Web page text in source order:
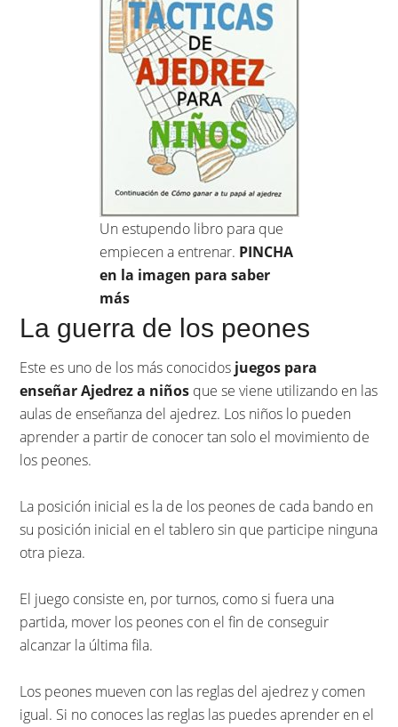
Un estupendo libro para que
empiecen a entrenar. PINCHA
en la imagen para saber
más
La guerra de los peones
Este es uno de los más conocidos juegos para
enseñar Ajedrez a niños que se viene utilizando en las
aulas de enseñanza del ajedrez. Los niños lo pueden
aprender a partir de conocer tan solo el movimiento de
los peones.
La posición inicial es la de los peones de cada bando en
su posición inicial en el tablero sin que participe ninguna
otra pieza.
El juego consiste en, por turnos, como si fuera una
partida, mover los peones con el fin de conseguir
alcanzar la última fila.
Los peones mueven con las reglas del ajedrez y comen
igual. Si no conoces las reglas las puedes aprender en el